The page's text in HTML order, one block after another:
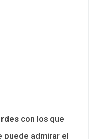
con los que
puede admirar el